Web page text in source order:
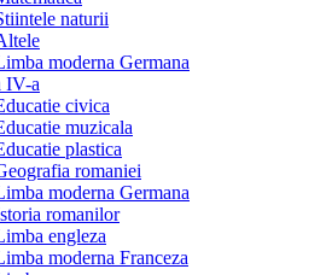
naturii
moderna Germana
IV-a
civica
muzicala
plastica
romaniei
moderna Germana
romanilor
engleza
moderna Franceza